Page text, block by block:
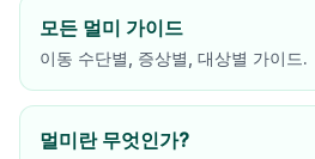
모든 멀미 가이드
이동 수단별, 증상별, 대상별 가이드.
멀미란 무엇인가?